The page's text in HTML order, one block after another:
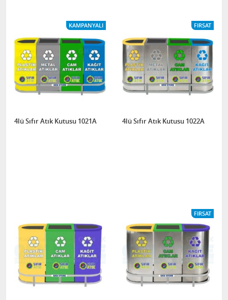
KAMPANYALI
4lü Sıfır Atık Kutusu 1021A
FIRSAT
4lü Sıfır Atık Kutusu 1022A
FIRSAT